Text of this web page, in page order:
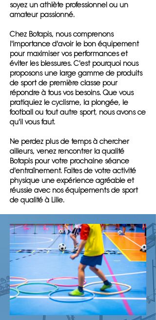
soyez un athlète professionnel ou un
amateur passionné.
Chez Botapis, nous comprenons
l'importance d'avoir le bon équipement
pour maximiser vos performances et
éviter les blessures. C'est pourquoi nous
proposons une large gamme de produits
de sport de première classe pour
répondre à tous vos besoins. Que vous
pratiquiez le cyclisme, la plongée, le
football ou tout autre sport, nous avons ce
qu'il vous faut.
Ne perdez plus de temps à chercher
ailleurs, venez rencontrer la qualité
Botapis pour votre prochaine séance
d'entraînement. Faites de votre activité
physique une expérience agréable et
réussie avec nos équipements de sport
de qualité à Lille.